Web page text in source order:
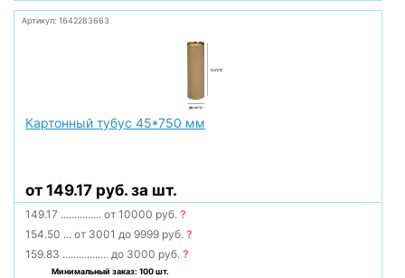
Артикул: 1642283663
Картонный тубус 45*750 мм
от 149.17 руб. за шт.
149.17 ............... от 10000 руб.?
154.50 ... от 3001 до 9999 руб.?
159.83 ................. до 3000 руб.?
Минимальный заказ: 100 шт.